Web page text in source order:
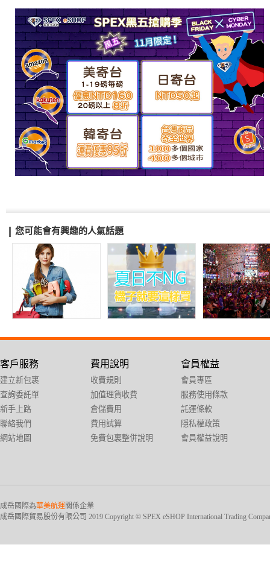
您可能會有興趣的人氣話題
客戶服務
建立新包裹
查詢委託單
新手上路
聯絡我們
網站地圖
費用說明
收費規則
加值理貨收費
倉儲費用
費用試算
免費包裏整併說明
會員權益
會員專區
服務使用條款
託運條款
隱私權政策
會員權益說明
成岳國際為華美航運關係企業
成岳國際貿易股份有限公司 2019 Copyright © SPEX eSHOP International Trading